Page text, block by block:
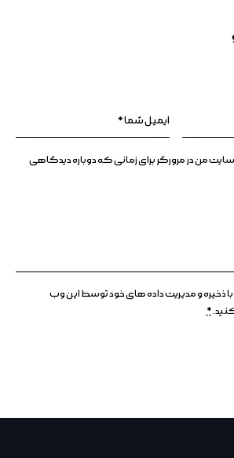
من در مرورگر برای زمانی که دوباره دیدگاهی
با ذخیره و مدیریت داده های خود توسط این وب
*